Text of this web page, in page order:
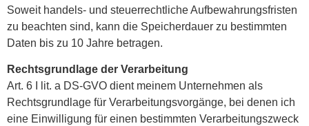
Soweit handels- und steuerrechtliche Aufbewahrungsfristen
zu beachten sind, kann die Speicherdauer zu bestimmten
Daten bis zu 10 Jahre betragen.
Rechtsgrundlage der Verarbeitung
Art. 6 I lit. a DS-GVO dient meinem Unternehmen als
Rechtsgrundlage für Verarbeitungsvorgänge, bei denen ich
eine Einwilligung für einen bestimmten Verarbeitungszweck